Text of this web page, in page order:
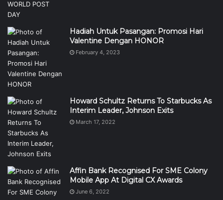
Hadiah Untuk Pasangan: Promosi Hari
Valentine Dengan HONOR
February 4, 2023
Howard Schultz Returns To Starbucks As
Interim Leader, Johnson Exits
March 17, 2022
Affin Bank Recognised For SME Colony
Mobile App At Digital CX Awards
June 6, 2022